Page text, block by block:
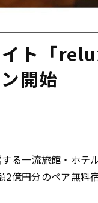
ト「
開始
る一流旅館・ホテ
2億円分のペア無料